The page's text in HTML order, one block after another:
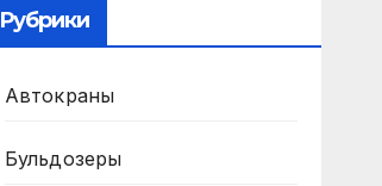
Рубрики
Автокраны
Бульдозеры